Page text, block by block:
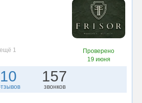
1
Проверено
19 июня
10 157
звонков